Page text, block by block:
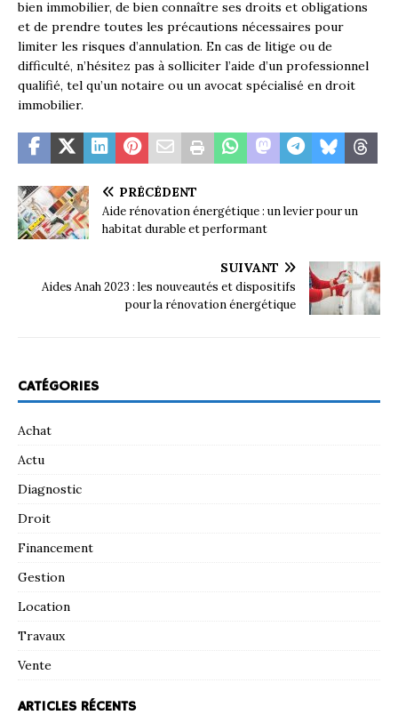
bien immobilier, de bien connaître ses droits et obligations
et de prendre toutes les précautions nécessaires pour
limiter les risques d’annulation. En cas de litige ou de
difficulté, n’hésitez pas à solliciter l’aide d’un professionnel
qualifié, tel qu’un notaire ou un avocat spécialisé en droit
immobilier.
PRÉCÉDENT
Aide rénovation énergétique : un levier pour un
habitat durable et performant
SUIVANT
Aides Anah 2023 : les nouveautés et dispositifs
pour la rénovation énergétique
CATÉGORIES
Achat
Actu
Diagnostic
Droit
Financement
Gestion
Location
Travaux
Vente
ARTICLES RÉCENTS